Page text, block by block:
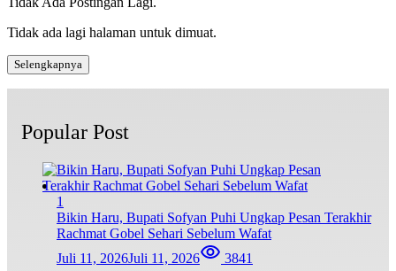
Tidak ada lagi halaman untuk dimuat.
Selengkapnya
Popular Post
1
Bikin Haru, Bupati Sofyan Puhi Ungkap Pesan Terakhir
Rachmat Gobel Sehari Sebelum Wafat
Juli 11, 2026Juli 11, 2026 3841